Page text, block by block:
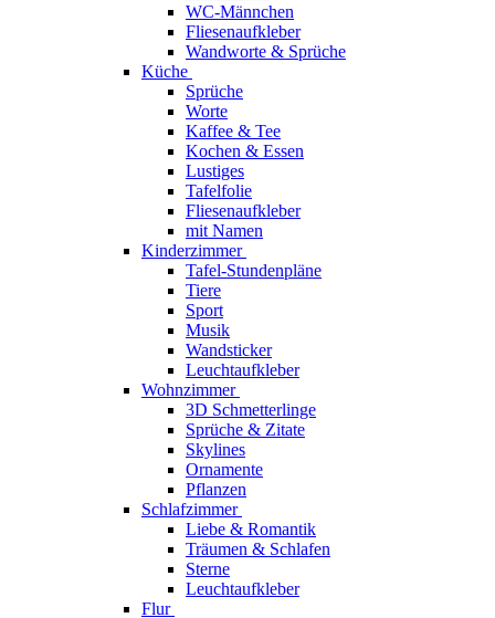
WC-Männchen
Fliesenaufkleber
Wandworte & Sprüche
Küche
Sprüche
Worte
Kaffee & Tee
Kochen & Essen
Lustiges
Tafelfolie
Fliesenaufkleber
mit Namen
Kinderzimmer
Tafel-Stundenpläne
Tiere
Sport
Musik
Wandsticker
Leuchtaufkleber
Wohnzimmer
3D Schmetterlinge
Sprüche & Zitate
Skylines
Ornamente
Pflanzen
Schlafzimmer
Liebe & Romantik
Träumen & Schlafen
Sterne
Leuchtaufkleber
Flur